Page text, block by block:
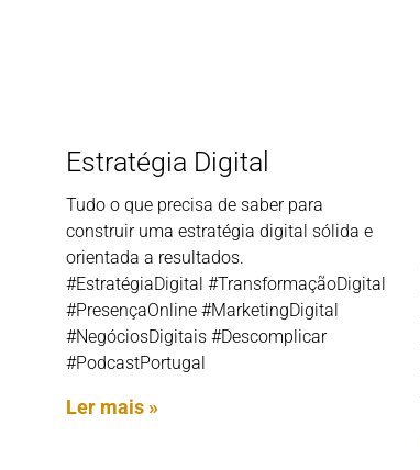
Estratégia Digital
Tudo o que precisa de saber para
construir uma estratégia digital sólida e
orientada a resultados.
#EstratégiaDigital #TransformaçãoDigital
#PresençaOnline #MarketingDigital
#NegóciosDigitais #Descomplicar
#PodcastPortugal
Ler mais »